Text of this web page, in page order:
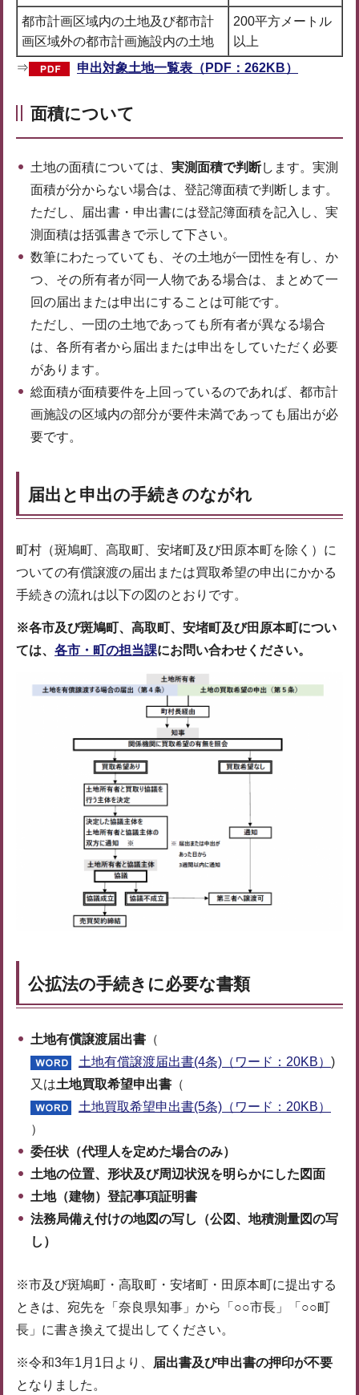
都市計画区域内の土地及び都市計
画区域外の都市計画施設内の土地
200平方メートル
以上
⇒
申出対象土地一覧表（PDF：262KB）
面積について
土地の面積については、 実測面積で判断します。実測
面積が分からない場合は、登記簿面積で判断します。
ただし、届出書・申出書には登記簿面積を記入し、実
測面積は括弧書きで示して下さい。
数筆にわたっていても、その土地が一団性を有し、か
つ、その所有者が同一人物である場合は、まとめて一
回の届出または申出にすることは可能です。
ただし、一団の土地であっても所有者が異なる場合
は、各所有者から届出または申出をしていただく必要
があります。
総面積が面積要件を上回っているのであれば、都市計
画施設の区域内の部分が要件未満であっても届出が必
要です。
届出と申出の手続きのながれ
町村（斑鳩町、高取町、安堵町及び田原本町を除く）に
ついての有償譲渡の届出または買取希望の申出にかかる
手続きの流れは以下の図のとおりです。
※各市及び斑鳩町、高取町、安堵町及び田原本町につい
ては、 各市・町の担当課にお問い合わせください。
公拡法の手続きに必要な書類
土地有償譲渡届出書 （
土地有償譲渡届出書(4条)（ワード：20KB） )
又は土地買取希望申出書 （
土地買取希望申出書(5条)（ワード：20KB）
）
委任状（代理人を定めた場合のみ）
土地の位置、形状及び周辺状況を明らかにした図面
土地（建物）登記事項証明書
法務局備え付けの地図の写し（公図、地積測量図の写
し）
※市及び斑鳩町・高取町・安堵町・田原本町に提出する
ときは、宛先を「奈良県知事」から「○○市長」「○○町
長」に書き換えて提出してください。
※令和3年1月1日より、
届出書及び申出書の押印が不要
となりました。